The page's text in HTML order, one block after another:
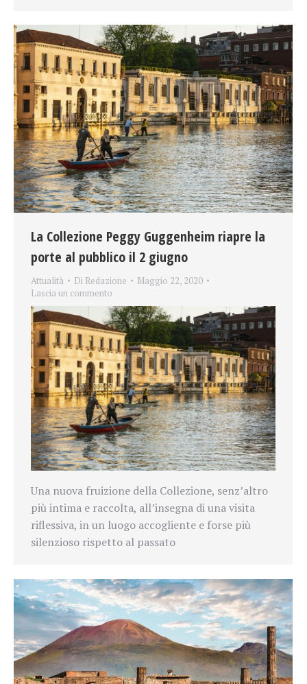
La Collezione Peggy Guggenheim riapre la
porte al pubblico il 2 giugno
Attualità Di Redazione
Maggio 22, 2020
Lascia un commento
Una nuova fruizione della Collezione, senz’altro
più intima e raccolta, all’insegna di una visita
riflessiva, in un luogo accogliente e forse più
silenzioso rispetto al passato